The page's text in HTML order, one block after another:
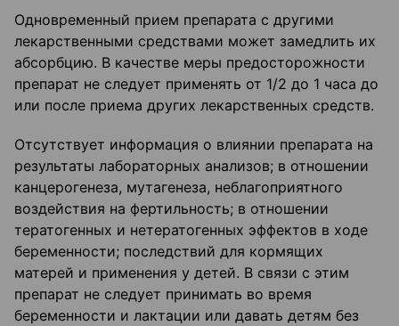
Одновременный прием препарата с другими
лекарственными средствами может замедлить их
абсорбцию. В качестве меры предосторожности
препарат не следует применять от 1/2 до 1 часа до
или после приема других лекарственных средств.
Отсутствует информация о влиянии препарата на
результаты лабораторных анализов; в отношении
канцерогенеза, мутагенеза, неблагоприятного
воздействия на фертильность; в отношении
тератогенных и нетератогенных эффектов в ходе
беременности; последствий для кормящих
матерей и применения у детей. В связи с этим
препарат не следует принимать во время
беременности и лактации или давать детям без